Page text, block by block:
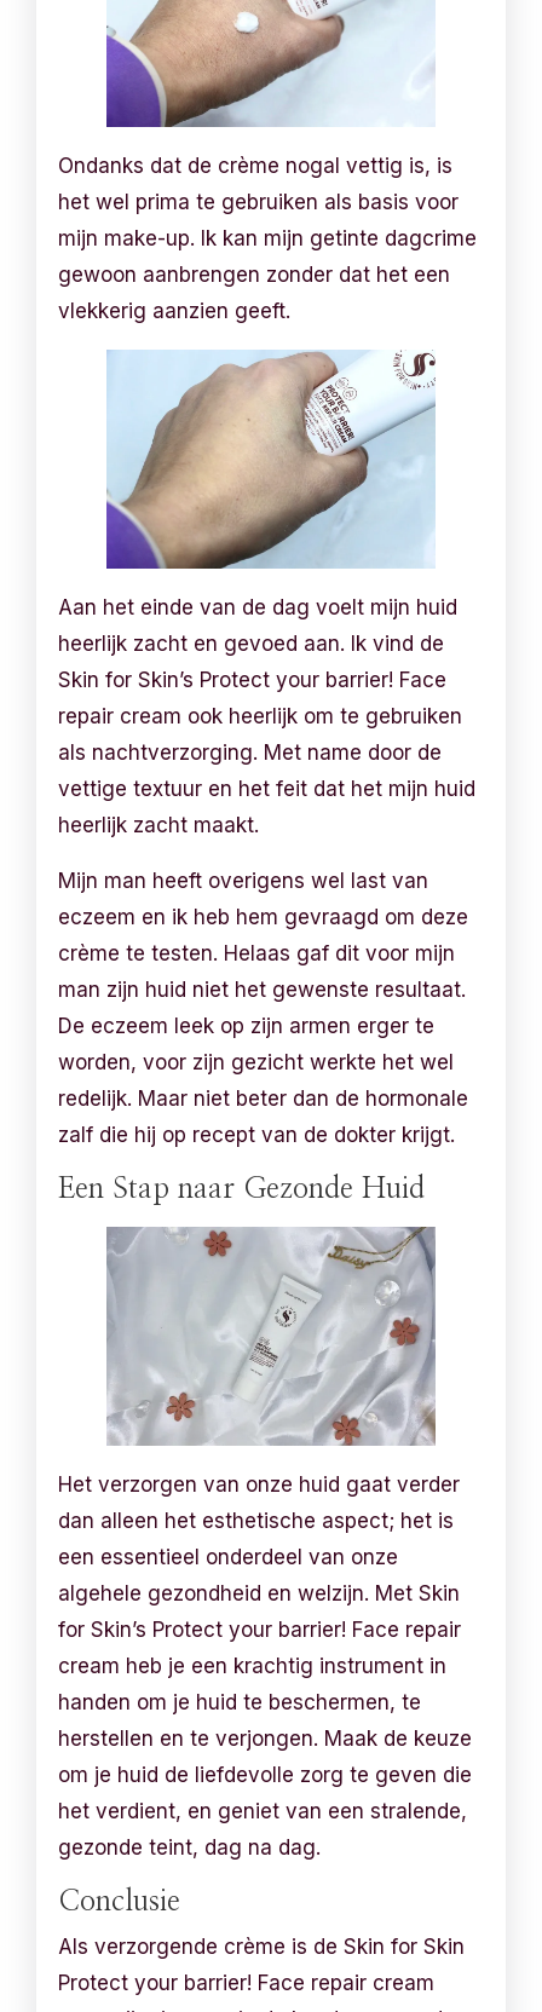
Ondanks dat de crème nogal vettig is, is
het wel prima te gebruiken als basis voor
mijn make-up. Ik kan mijn getinte dagcrime
gewoon aanbrengen zonder dat het een
vlekkerig aanzien geeft.
Aan het einde van de dag voelt mijn huid
heerlijk zacht en gevoed aan. Ik vind de
Skin for Skin’s Protect your barrier! Face
repair cream ook heerlijk om te gebruiken
als nachtverzorging. Met name door de
vettige textuur en het feit dat het mijn huid
heerlijk zacht maakt.
Mijn man heeft overigens wel last van
eczeem en ik heb hem gevraagd om deze
crème te testen. Helaas gaf dit voor mijn
man zijn huid niet het gewenste resultaat.
De eczeem leek op zijn armen erger te
worden, voor zijn gezicht werkte het wel
redelijk. Maar niet beter dan de hormonale
zalf die hij op recept van de dokter krijgt.
Een Stap naar Gezonde Huid
Het verzorgen van onze huid gaat verder
dan alleen het esthetische aspect; het is
een essentieel onderdeel van onze
algehele gezondheid en welzijn. Met Skin
for Skin’s Protect your barrier! Face repair
cream heb je een krachtig instrument in
handen om je huid te beschermen, te
herstellen en te verjongen. Maak de keuze
om je huid de liefdevolle zorg te geven die
het verdient, en geniet van een stralende,
gezonde teint, dag na dag.
Conclusie
Als verzorgende crème is de Skin for Skin
Protect your barrier! Face repair cream